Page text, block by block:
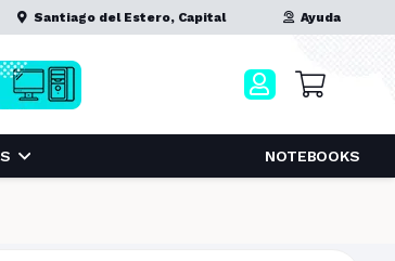
Santiago del Estero, Capital Ayuda
NOTEBOOKS